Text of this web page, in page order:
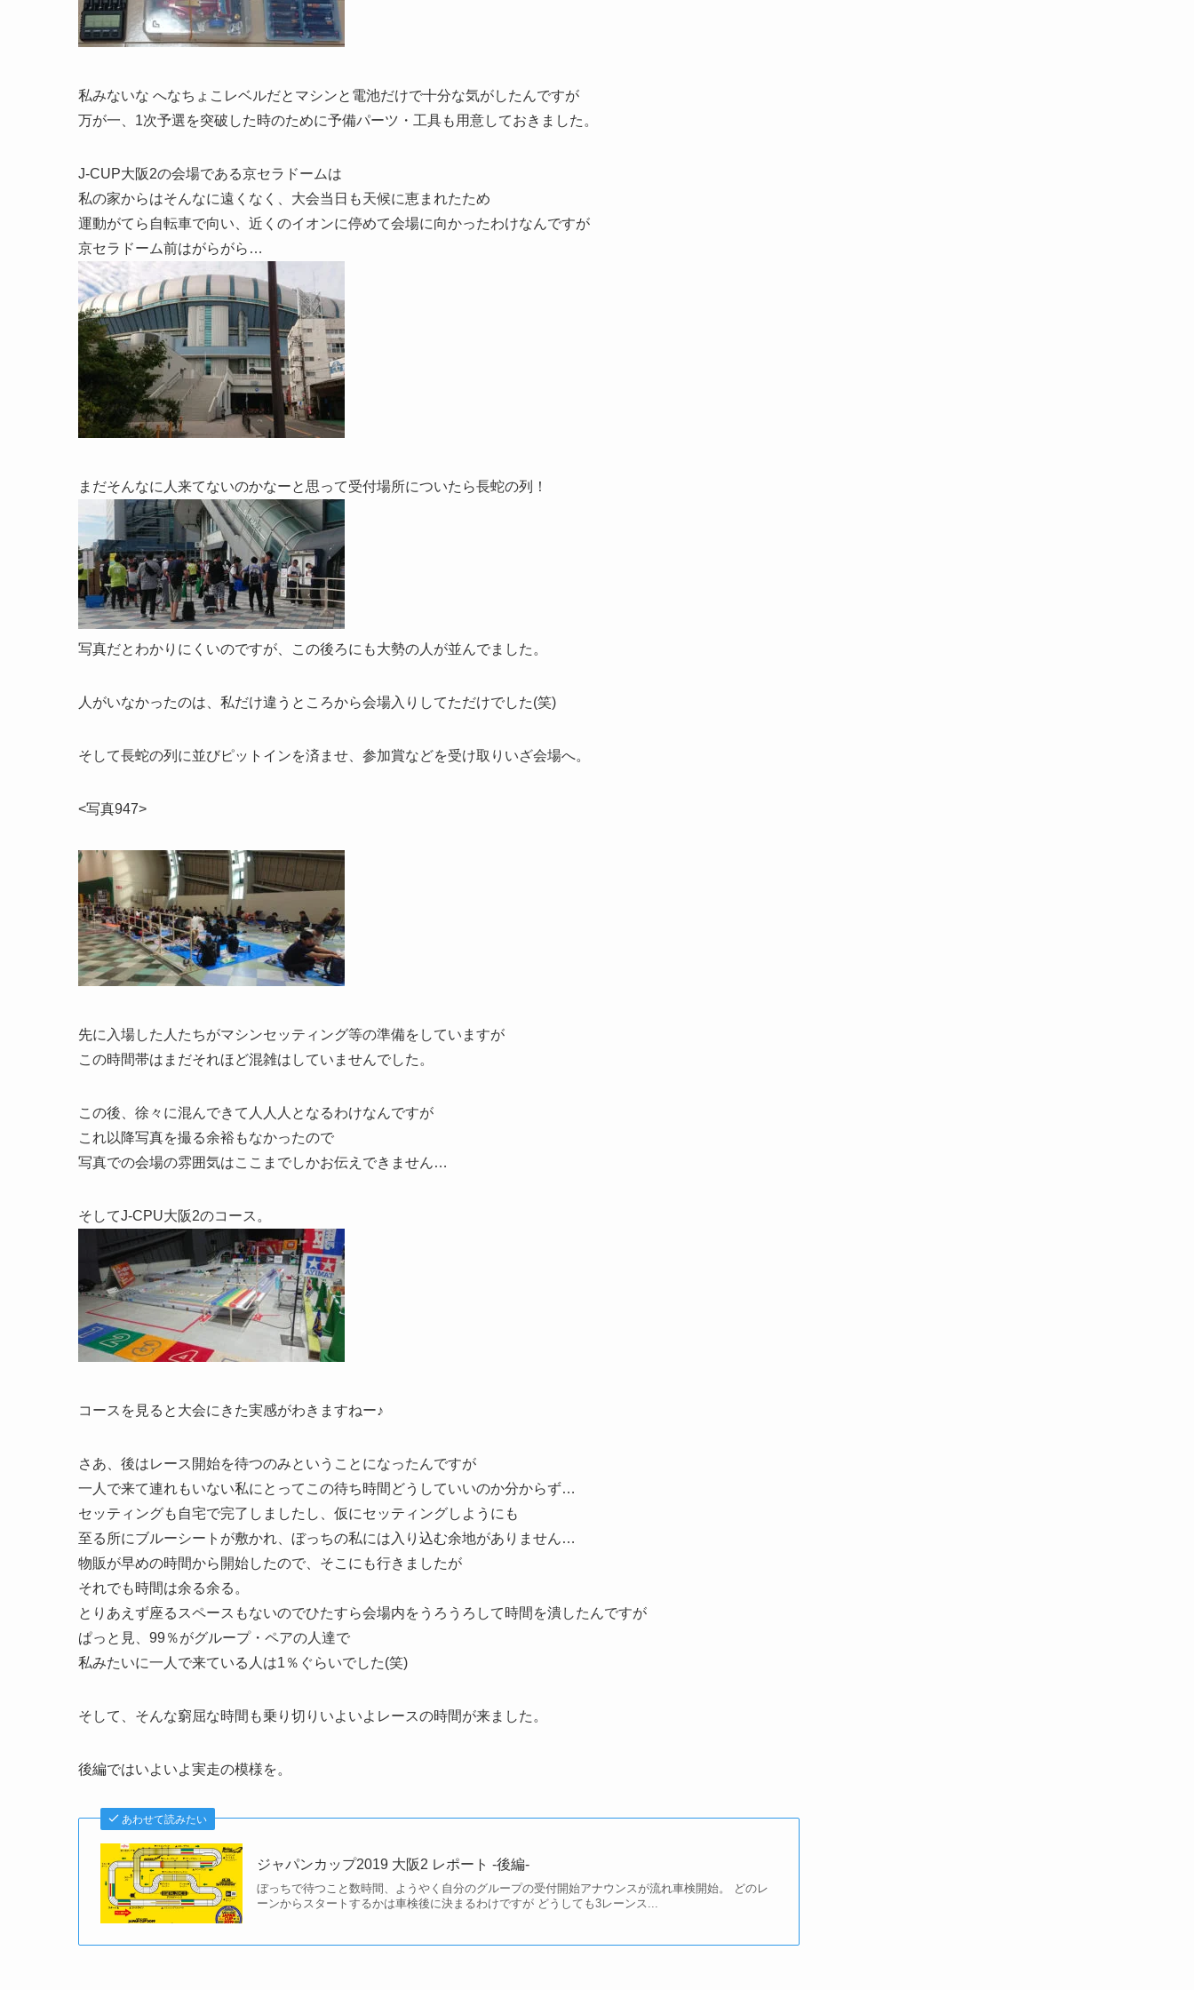
私みないな へなちょこレベルだとマシンと電池だけで十分な気がしたんですが
万が一、1次予選を突破した時のために予備パーツ・工具も用意しておきました。
J-CUP大阪2の会場である京セラドームは
私の家からはそんなに遠くなく、大会当日も天候に恵まれたため
運動がてら自転車で向い、近くのイオンに停めて会場に向かったわけなんですが
京セラドーム前はがらがら…
まだそんなに人来てないのかなーと思って受付場所についたら長蛇の列！
写真だとわかりにくいのですが、この後ろにも大勢の人が並んでました。
人がいなかったのは、私だけ違うところから会場入りしてただけでした(笑)
そして長蛇の列に並びピットインを済ませ、参加賞などを受け取りいざ会場へ。
<写真947>
先に入場した人たちがマシンセッティング等の準備をしていますが
この時間帯はまだそれほど混雑はしていませんでした。
この後、徐々に混んできて人人人となるわけなんですが
これ以降写真を撮る余裕もなかったので
写真での会場の雰囲気はここまでしかお伝えできません…
そしてJ-CPU大阪2のコース。
コースを見ると大会にきた実感がわきますねー♪
さあ、後はレース開始を待つのみということになったんですが
一人で来て連れもいない私にとってこの待ち時間どうしていいのか分からず…
セッティングも自宅で完了しましたし、仮にセッティングしようにも
至る所にブルーシートが敷かれ、ぼっちの私には入り込む余地がありません…
物販が早めの時間から開始したので、そこにも行きましたが
それでも時間は余る余る。
とりあえず座るスペースもないのでひたすら会場内をうろうろして時間を潰したんですが
ぱっと見、99％がグループ・ペアの人達で
私みたいに一人で来ている人は1％ぐらいでした(笑)
そして、そんな窮屈な時間も乗り切りいよいよレースの時間が来ました。
後編ではいよいよ実走の模様を。
あわせて読みたい
ジャパンカップ2019 大阪2 レポート -後編-
ぼっちで待つこと数時間、ようやく自分のグループの受付開始アナウンスが流れ車検開始。 どのレ
ーンからスタートするかは車検後に決まるわけですが どうしても3レーンス...